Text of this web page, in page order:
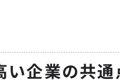
企業の共通